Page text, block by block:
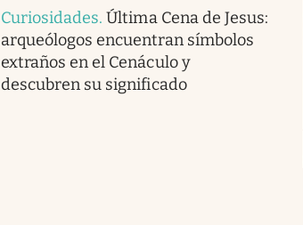
Curiosidades.Última Cena de Jesus:
arqueólogos encuentran símbolos
extraños en el Cenáculo y
descubren su significado